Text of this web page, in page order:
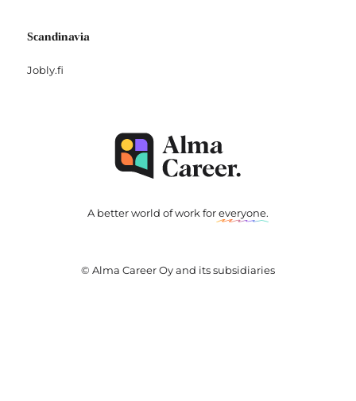
Scandinavia
Jobly.fi
A better world of work foreveryone.
© Alma Career Oy and its subsidiaries